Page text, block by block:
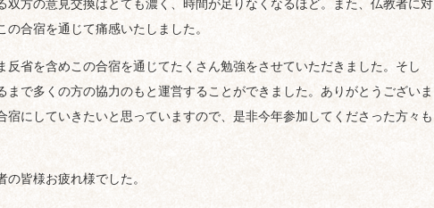
双方の意見交換はとても濃く、時間が足りなくなるほど。また、仏教者に対
合宿を通じて痛感いたしました。
反省を含めこの合宿を通じてたくさん勉強をさせていただきました。そし
まで多くの方の協力のもと運営することができました。ありがとうございま
宿にしていきたいと思っていますので、是非今年参加してくださった方々も
皆様お疲れ様でした。